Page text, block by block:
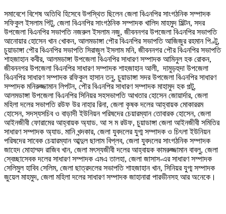
সমাবেশে বিশেষ অতিথি হিসেবে উপস্থিত ছিলেন জেলা বিএনপির সাংগঠনিক সম্পাদক
সফিকুল ইসলাম পিটু, জেলা বিএনপির সাংগঠনিক সম্পাদক খালিদ মাহমুদ মিল্টন, সদর
উপজেলা বিএনপির সভাপতি নজরুল ইসলাম নজু, জীবননগর উপজেলা বিএনপির সভাপতি
আনোয়ার হোসেন খান খোকন, আলমডাঙ্গা পৌর বিএনপির সভাপতি আজিজুর রহমান পিণ্টু,
চুয়াডাঙ্গা পৌর বিএনপির সভাপতি সিরাজুল ইসলাম মনি, জীবননগর পৌর বিএনপির সভাপতি
শাহজাহান কবীর, আলমডাঙ্গা উপজেলা বিএনপির সাধারণ সম্পাদক আমিনুল হক রোকন,
জীবননগর উপজেলা বিএনপির সাধারণ সম্পাদক শাহজাহান আলী, দামুড়হুদা উপজেলা
বিএনপির সাধারণ সম্পাদক রফিকুল হাসান তনু, চুয়াডাঙ্গা সদর উপজেলা বিএনপির সাধারণ
সম্পাদক মনিরুজ্জামান লিপটন, পৌর বিএনপির সাধারণ সম্পাদক মাহামুদ হক পল্টু,
আলমডাঙ্গা উপজেলা বিএনপির সিনিয়র সহসভাপতি আখতার হোসেন জোয়ার্দার, জেলা
মহিলা দলের সভাপতি রউফ উর নাহার রিনা, জেলা কৃষক দলের আহ্বায়ক মোকাররম
হোসেন, সদস্যসচিব ও বাড়াদী ইউনিয়ন পরিষদের চেয়ারম্যান তোবারক হোসেন, জেলা
আইনজীবী ফোরামের আহ্বায়ক অ্যাড. আ স ম রউফ, চুয়াডাঙ্গা জেলা আইনজীবী সমিতির
সাধারণ সম্পাদক অ্যাড. মানি খন্দকার, জেলা যুবদলের যুগ্ম সম্পাদক ও চিৎলা ইউনিয়ন
পরিষদের সাবেক চেয়ারম্যান আব্দুল ছালাম বিপ্লব, জেলা যুবদলের সাংগঠনিক সম্পাদক
জাহেদ মোহাম্মদ রাজিব খান, জেলা মৎস্যজীবী দলের আহ্বায়ক কামরুজ্জামান বাবলু, জেলা
স্বেচ্ছাসেবক দলের সাধারণ সম্পাদক এমএ তালহা, জেলা জাসাস-এর সাধারণ সম্পাদক
সেলিমুল হাবিব সেলিম, জেলা ছাত্রদলের সভাপতি শাহজাহান খান, সিনিয়র যুগ্ম সম্পাদক
জুয়েল মাহমুদ, জেলা মহিলা দলের সাধারণ সম্পাদক জাহানারা পারভীনসহ আর অনেকে।